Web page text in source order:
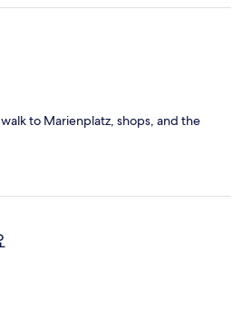
to Marienplatz, shops, and the